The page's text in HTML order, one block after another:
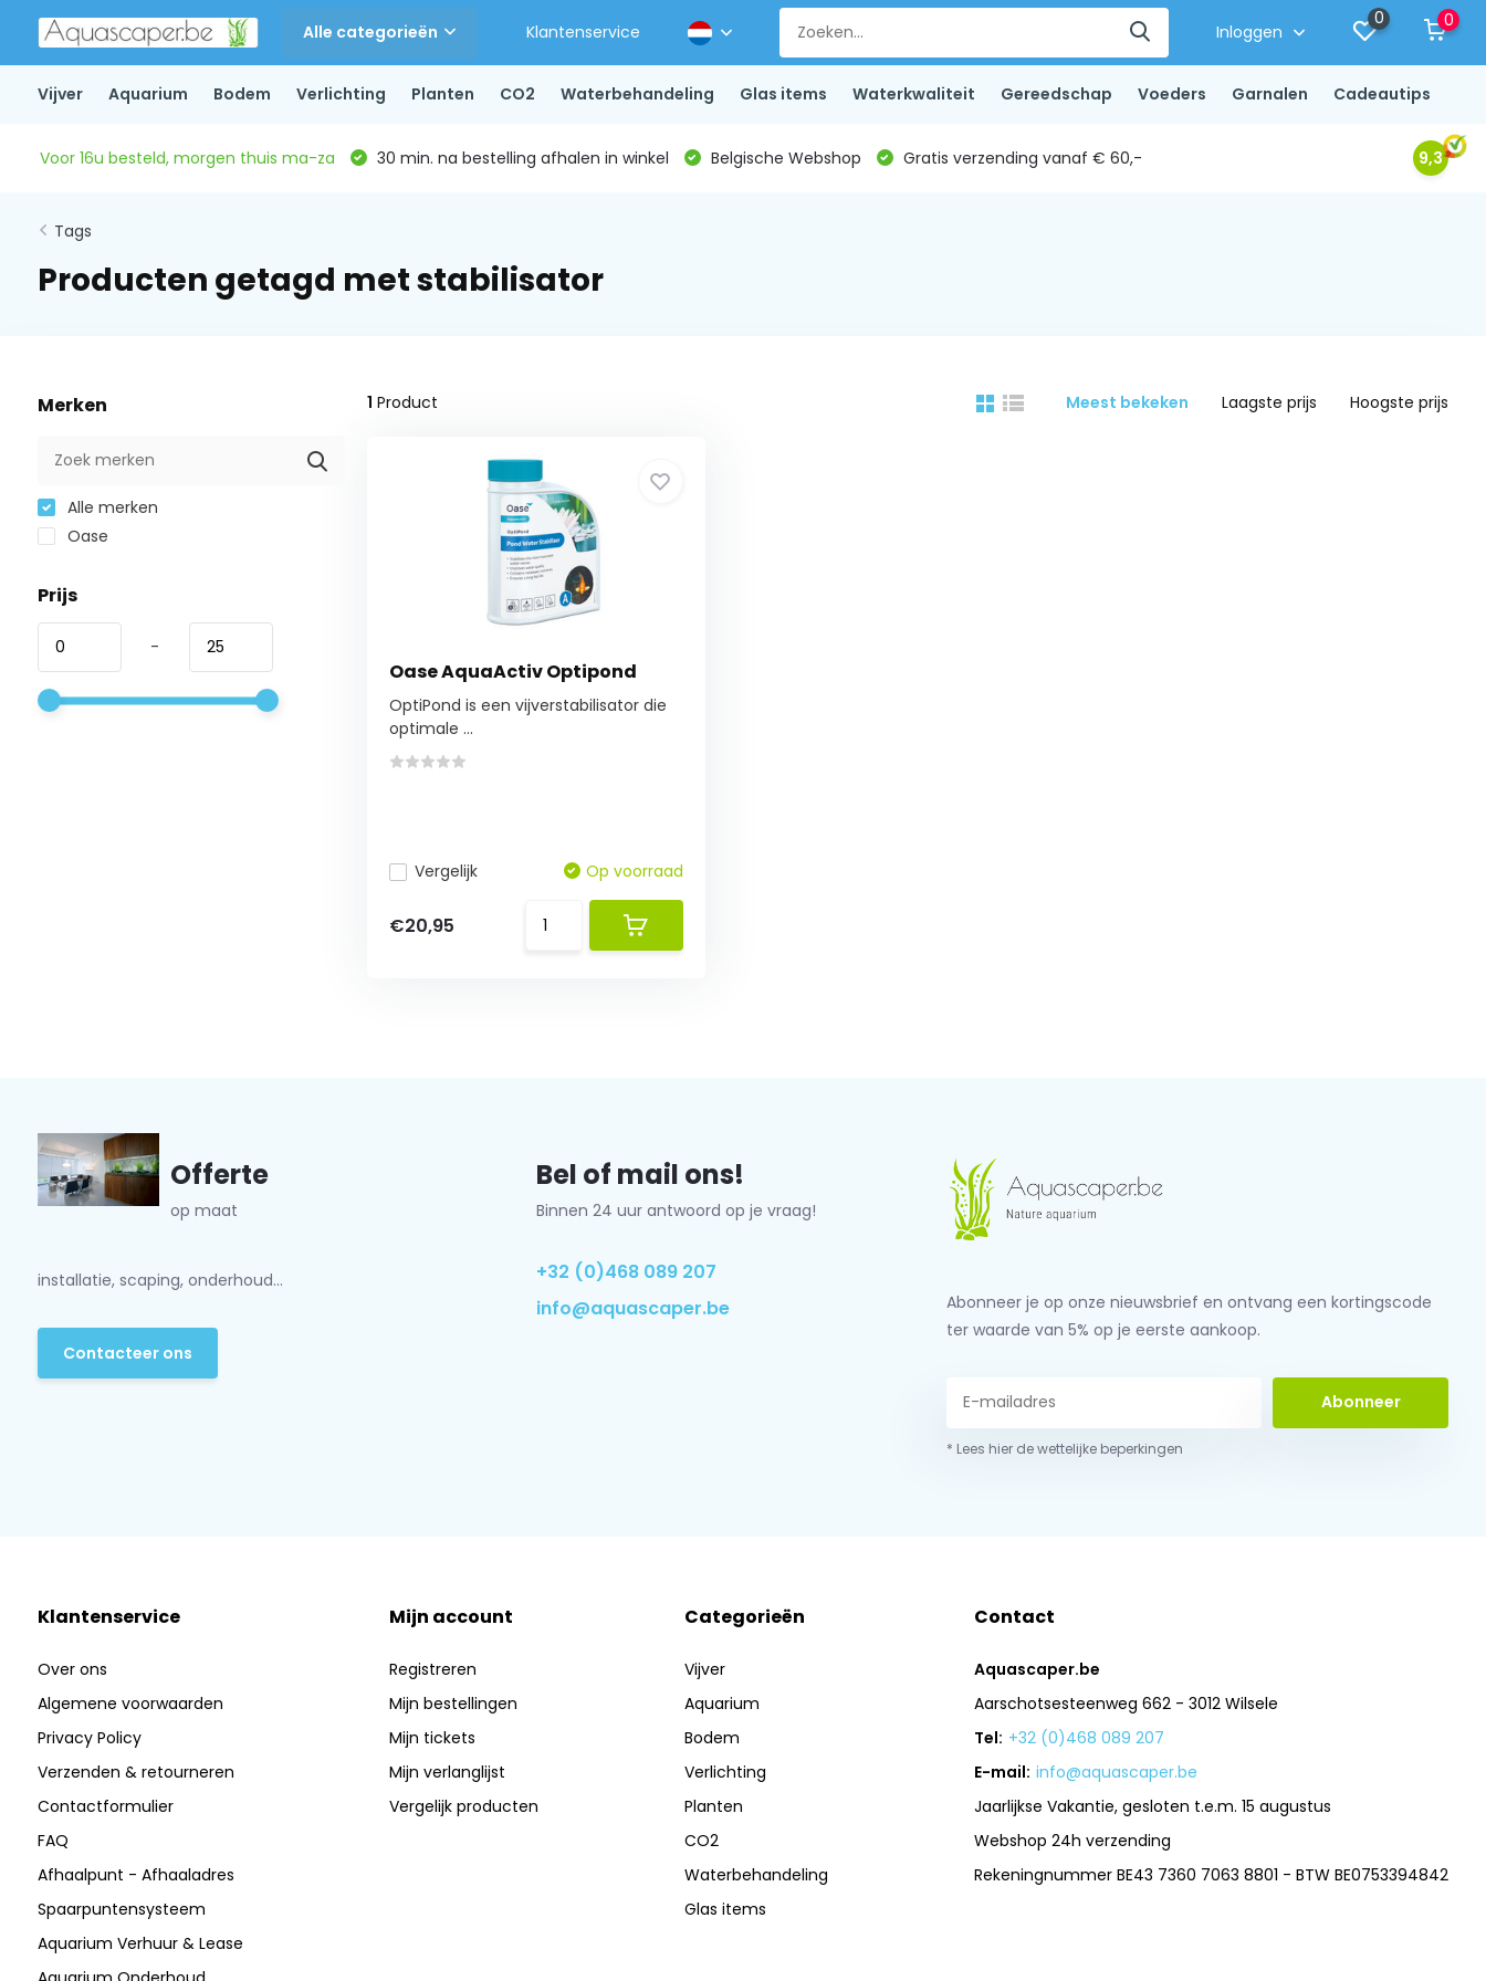
Alle categorieën Klantenservice Inloggen
0 0
Vijver Aquarium Bodem Verlichting Planten CO2 Waterbehandeling Glas items Waterkwaliteit Gereedschap Voeders Garnalen Cadeautips
Voor 16u besteld, morgen thuis ma-za 30 min. na bestelling afhalen in winkel Belgische Webshop Gratis verzending vanaf € 60,- 9,3
Tags
Producten getagd met stabilisator
Merken
Alle merken
Oase
Prijs
-
1 Product Meest bekeken Laagste prijs Hoogste prijs
Oase AquaActiv Optipond
OptiPond is een vijverstabilisator die
optimale ...
Vergelijk Op voorraad
€20,95
Offerte
op maat
installatie, scaping, onderhoud...
Contacteer ons
Bel of mail ons!
Binnen 24 uur antwoord op je vraag!
+32 (0)468 089 207
info@aquascaper.be
Abonneer je op onze nieuwsbrief en ontvang een kortingscode
ter waarde van 5% op je eerste aankoop.
Abonneer
* Lees hier de wettelijke beperkingen
Klantenservice
Over ons
Algemene voorwaarden
Privacy Policy
Verzenden & retourneren
Contactformulier
FAQ
Afhaalpunt - Afhaaladres
Spaarpuntensysteem
Aquarium Verhuur & Lease
Mijn account
Registreren
Mijn bestellingen
Mijn tickets
Mijn verlanglijst
Vergelijk producten
Categorieën
Vijver
Aquarium
Bodem
Verlichting
Planten
CO2
Waterbehandeling
Glas items
Contact
Aquascaper.be
Aarschotsesteenweg 662 - 3012 Wilsele
Tel: +32 (0)468 089 207
E-mail: info@aquascaper.be
Jaarlijkse Vakantie, gesloten t.e.m. 15 augustus
Webshop 24h verzending
Rekeningnummer BE43 7360 7063 8801 - BTW BE0753394842